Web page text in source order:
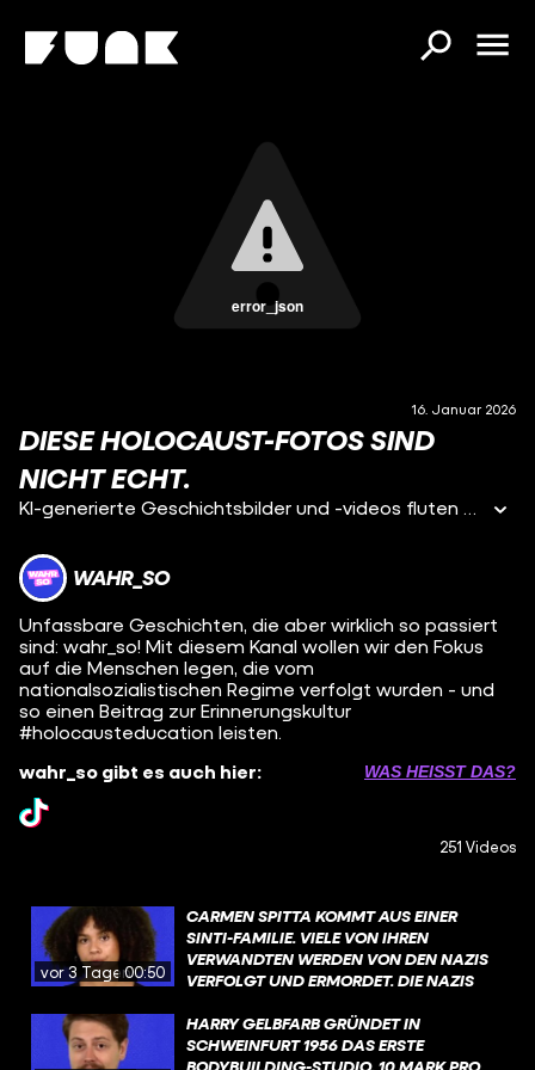
error_json
16. Januar 2026
DIESE HOLOCAUST-FOTOS SIND
NICHT ECHT.
KI-generierte Geschichtsbilder und -videos fluten gerade soziale Medien wie Instagram, TikTok und Facebook. Darunter sind auch Inhalte, die so aussehen wie historische Fotografien, aber in Wirklichkeit von einer KI gemacht worden sind. Diese Fake-Fotos können die Vorstellungen zu historischen Themen verfälsche und gerade beim Holocaust ist das Potenzial für Holocaustleugnung und Geschichtsrevisionismus hoch. Die Fotos können gefälschte Belege für geschichtsrevisionistische Erzählungen liefern oder durch die Existenz von KI-Bildern die Wahrhaftigkeit der echten Quellen infrage gestellt werden. Hinter einigen dieser KI-Geschichtsaccounts scheinen auch Creator zu stecken, die mit diesen Inhalten Geld machen wollen und sie als Köder für ihre Werbezwecke nutzen.
WAHR_SO
Unfassbare Geschichten, die aber wirklich so passiert
sind: wahr_so! Mit diesem Kanal wollen wir den Fokus
auf die Menschen legen, die vom
nationalsozialistischen Regime verfolgt wurden - und
so einen Beitrag zur Erinnerungskultur
#holocausteducation leisten.
wahr_so gibt es auch hier:
WAS HEISST DAS?
251 Videos
vor 3 Tagen00:50
CARMEN SPITTA KOMMT AUS EINER
SINTI-FAMILIE. VIELE VON IHREN
VERWANDTEN WERDEN VON DEN NAZIS
VERFOLGT UND ERMORDET. DIE NAZIS
ROMA. DER HINTERGRUND DER
VERFOLGUNG IST SO: ES GAB DEN
NATIONALSOZIALISTISCHEN WAHN
HARRY GELBFARB GRÜNDET IN
SCHWEINFURT 1956 DAS ERSTE
BODYBUILDING-STUDIO. 10 MARK PRO